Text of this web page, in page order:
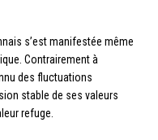
s’est manifestée même
Contrairement à
des fluctuations
stable de ses valeurs
refuge.